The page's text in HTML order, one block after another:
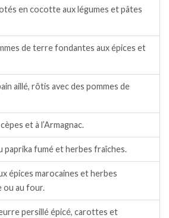
en cocotte aux légumes et pâtes
de terre fondantes aux épices et
aillé, rôtis avec des pommes de
et à l’Armagnac.
paprika fumé et herbes fraîches.
épices marocaines et herbes
ou au four.
persillé épicé, carottes et